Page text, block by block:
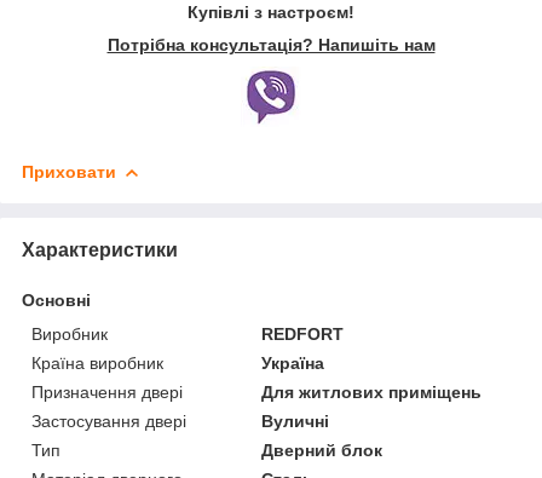
Купівлі з настроєм!
Потрібна консультація? Напишіть нам
Приховати
Характеристики
Основні
Виробник
REDFORT
Країна виробник
Україна
Призначення двері
Для житлових приміщень
Застосування двері
Вуличні
Тип
Дверний блок